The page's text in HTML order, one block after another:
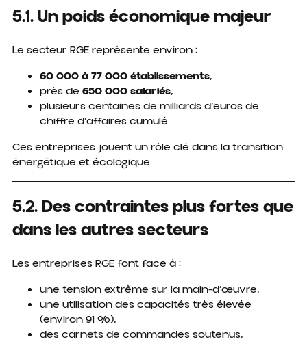
5.1. Un poids économique majeur
Le secteur RGE représente environ :
60 000 à 77 000 établissements,
près de 650 000 salariés,
plusieurs centaines de milliards d’euros de
chiffre d’affaires cumulé.
Ces entreprises jouent un rôle clé dans la transition
énergétique et écologique.
5.2. Des contraintes plus fortes que
dans les autres secteurs
Les entreprises RGE font face à :
une tension extrême sur la main-d’œuvre,
une utilisation des capacités très élevée
(environ 91 %),
des carnets de commandes soutenus,